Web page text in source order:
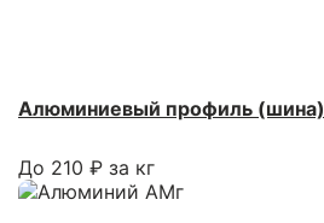
Алюминиевый профиль (шина)
До 210 ₽ за кг